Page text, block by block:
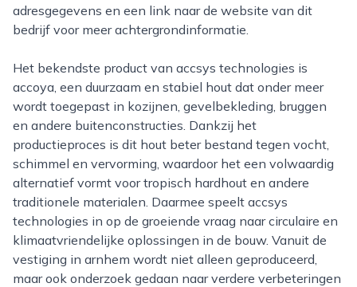
adresgegevens en een link naar de website van dit
bedrijf voor meer achtergrondinformatie.
Het bekendste product van accsys technologies is
accoya, een duurzaam en stabiel hout dat onder meer
wordt toegepast in kozijnen, gevelbekleding, bruggen
en andere buitenconstructies. Dankzij het
productieproces is dit hout beter bestand tegen vocht,
schimmel en vervorming, waardoor het een volwaardig
alternatief vormt voor tropisch hardhout en andere
traditionele materialen. Daarmee speelt accsys
technologies in op de groeiende vraag naar circulaire en
klimaatvriendelijke oplossingen in de bouw. Vanuit de
vestiging in arnhem wordt niet alleen geproduceerd,
maar ook onderzoek gedaan naar verdere verbeteringen